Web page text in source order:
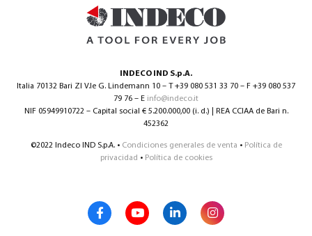
INDECO IND S.p.A.
Italia 70132 Bari ZI V.le G. Lindemann 10 – T +39 080 531 33 70 – F +39 080 537
79 76 – E info@indeco.it
NIF 05949910722 – Capital social € 5.200.000,00 (i. d.) | REA CCIAA de Bari n.
452362
©2022 Indeco IND S.p.A. • Condiciones generales de venta • Política de
privacidad • Política de cookies